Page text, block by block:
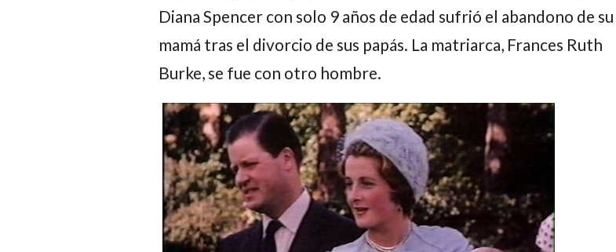
Diana Spencer con solo 9 años de edad sufrió el abandono de su
mamá tras el divorcio de sus papás. La matriarca, Frances Ruth
Burke, se fue con otro hombre.